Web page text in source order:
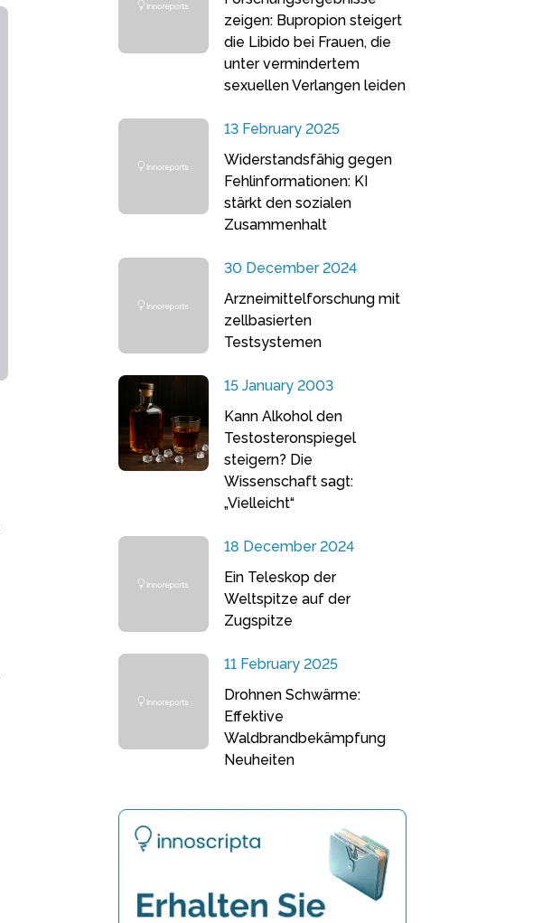
zeigen: Bupropion steigert
die Libido bei Frauen, die
unter vermindertem
sexuellen Verlangen leiden
13 February 2025
Widerstandsfähig gegen
Fehlinformationen: KI
stärkt den sozialen
Zusammenhalt
30 December 2024
Arzneimittelforschung mit
zellbasierten
Testsystemen
15 January 2003
Kann Alkohol den
Testosteronspiegel
steigern? Die
Wissenschaft sagt:
„Vielleicht“
18 December 2024
Ein Teleskop der
Weltspitze auf der
Zugspitze
11 February 2025
Drohnen Schwärme:
Effektive
Waldbrandbekämpfung
Neuheiten